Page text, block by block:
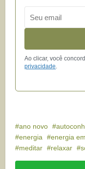
Ao clicar, você
privacidade.
ano novo
energia
energia
meditar
relaxar